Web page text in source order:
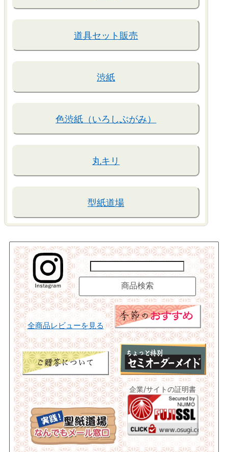
道具セット販売
渋紙
色渋紙（いろしぶがみ）
丸キリ
型紙道場
全商品レビューを見る
企業/サイトの証明書